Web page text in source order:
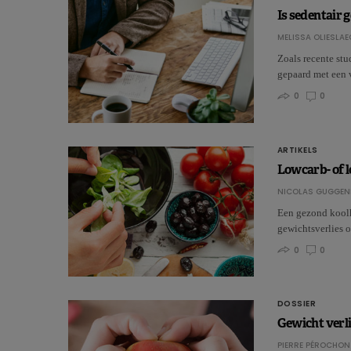
Is sedentair
MELISSA
Zoals recente
gepaard met
0
0
ARTIKELS
Lowcarb- of
NICOLAS
Een gezond
gewichtsverlies
0
0
DOSSIER
Gewicht
PIERRE PÉROCHON